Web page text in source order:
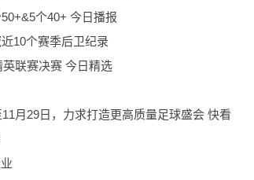
个40+ 今日播报
10个赛季后卫纪录
联赛决赛 今日精选
月29日，力求打造更高质量足球盛会 快看